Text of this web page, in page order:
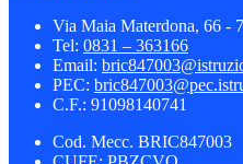
Via Maia Materdona, 66 -
Tel: 0831 – 363166
Email:
PEC:
C.F.: 91098140741
Cod. Mecc. BRIC847003